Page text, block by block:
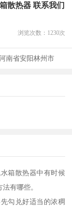
散热器 联系我们
浏览次数： 1230次
南省安阳林州市
箱散热器中有时候
有哪些。
勾兑好适当的浓稠